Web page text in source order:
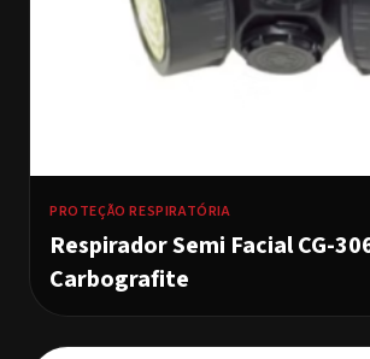
PROTEÇÃO RESPIRATÓRIA
Respirador Semi Facial CG-
Carbografite